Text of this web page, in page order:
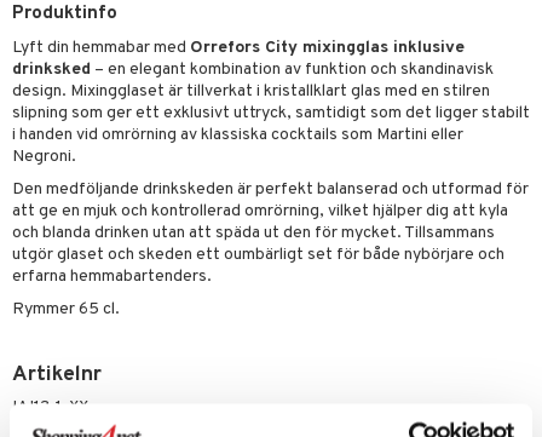
Produktinfo
Lyft din hemmabar med Orrefors City mixingglas inklusive
drinksked – en elegant kombination av funktion och skandinavisk
design. Mixingglaset är tillverkat i kristallklart glas med en stilren
slipning som ger ett exklusivt uttryck, samtidigt som det ligger stabilt
i handen vid omrörning av klassiska cocktails som Martini eller
Negroni.
Den medföljande drinkskeden är perfekt balanserad och utformad för
att ge en mjuk och kontrollerad omrörning, vilket hjälper dig att kyla
och blanda drinken utan att späda ut den för mycket. Tillsammans
utgör glaset och skeden ett oumbärligt set för både nybörjare och
erfarna hemmabartenders.
Rymmer 65 cl.
Artikelnr
IAI13-1-XX
tallrikar& Skålar
& Täcken
& Örngott
& Matare
insektsskydd
svar